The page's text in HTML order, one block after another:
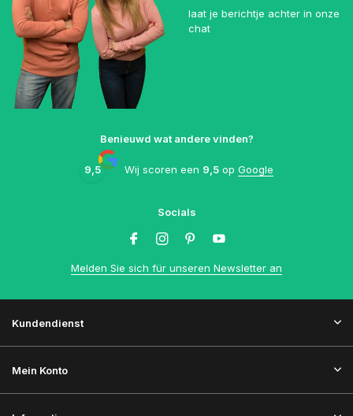
laat je berichtje achter in onze
chat
Benieuwd wat andere vinden?
9,5 Wij scoren een 9,5 op Google
Socials
Melden Sie sich für unseren Newsletter an
Kundendienst
Mein Konto